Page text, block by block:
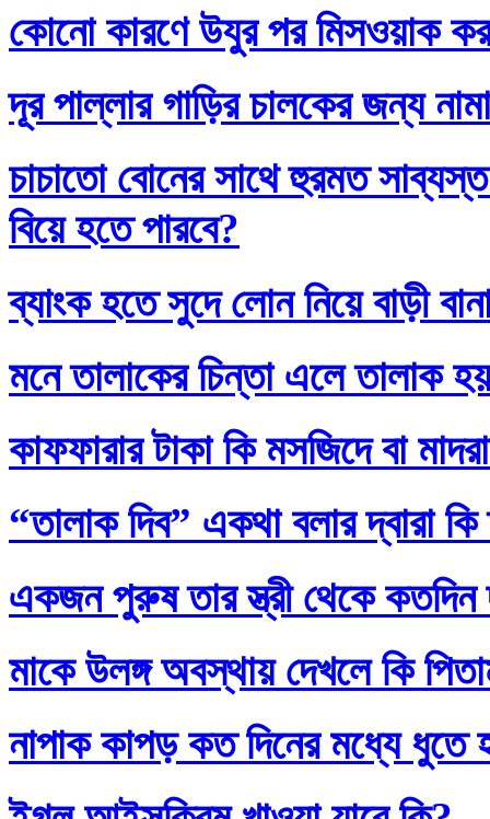
কোনো কারণে উযুর পর মিসওয়াক
দূর পাল্লার গাড়ির চালকের জন্য
চাচাতো বোনের সাথে হুরমত
বিয়ে হতে পারবে?
ব্যাংক হতে সুদে লোন নিয়ে বাড়ী
মনে তালাকের চিন্তা এলে তালাক
কাফফারার টাকা কি মসজিদে বা
“তালাক দিব” একথা বলার দ্বারা
একজন পুরুষ তার স্ত্রী থেকে কতদিন
মাকে উলঙ্গ অবস্থায় দেখলে কি
নাপাক কাপড় কত দিনের মধ্যে ধুতে